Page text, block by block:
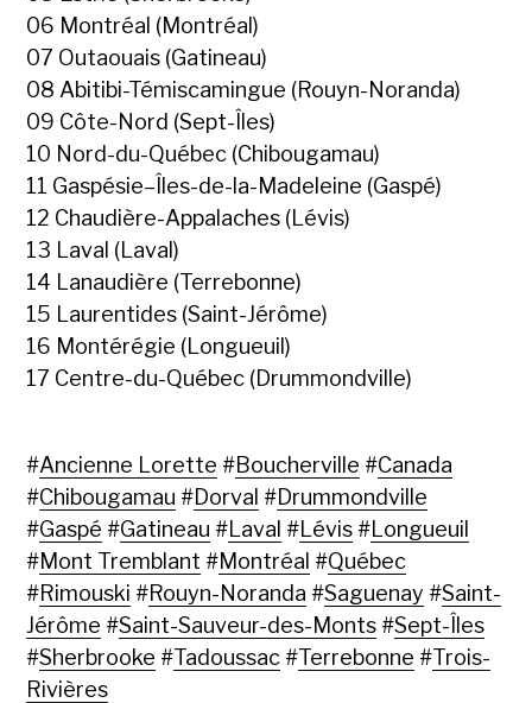
06 Montréal (Montréal)
07 Outaouais (Gatineau)
08 Abitibi-Témiscamingue (Rouyn-Noranda)
09 Côte-Nord (Sept-Îles)
10 Nord-du-Québec (Chibougamau)
11 Gaspésie–Îles-de-la-Madeleine (Gaspé)
12 Chaudière-Appalaches (Lévis)
13 Laval (Laval)
14 Lanaudière (Terrebonne)
15 Laurentides (Saint-Jérôme)
16 Montérégie (Longueuil)
17 Centre-du-Québec (Drummondville)
#Ancienne Lorette #Boucherville #Canada
#Chibougamau #Dorval #Drummondville
#Gaspé #Gatineau #Laval #Lévis #Longueuil
#Mont Tremblant #Montréal #Québec
#Rimouski #Rouyn-Noranda #Saguenay #Saint-
Jérôme #Saint-Sauveur-des-Monts #Sept-Îles
#Sherbrooke #Tadoussac #Terrebonne #Trois-
Rivières